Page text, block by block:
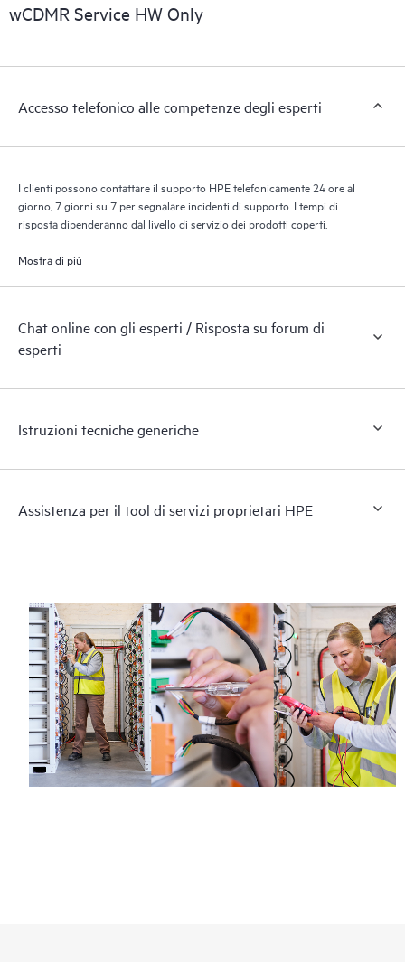
le modalità di interazione reciproca di tali prodotti. Con i nuovi
senza dover aprire una richiesta di supporto, nonché accedere
servizio HPE Tech Care, è possibile accedere a risorse HPE utili
prestazioni, dall’edge al cloud.
wCDMR Service HW Only
Accesso telefonico alle competenze degli esperti
I clienti possono contattare il supporto HPE telefonicamente 24 ore al
giorno, 7 giorni su 7 per segnalare incidenti di supporto. I tempi di
risposta dipenderanno dal livello di servizio dei prodotti coperti.
Mostra di più
Chat online con gli esperti / Risposta su forum di
esperti
Istruzioni tecniche generiche
Assistenza per il tool di servizi proprietari HPE